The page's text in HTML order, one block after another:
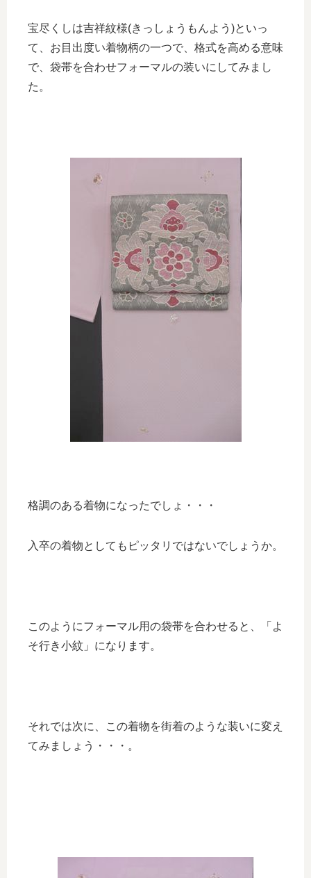
宝尽くしは吉祥紋様(きっしょうもんよう)といっ
て、お目出度い着物柄の一つで、格式を高める意味
で、袋帯を合わせフォーマルの装いにしてみまし
た。
格調のある着物になったでしょ・・・
入卒の着物としてもピッタリではないでしょうか。
このようにフォーマル用の袋帯を合わせると、「よ
そ行き小紋」になります。
それでは次に、この着物を街着のような装いに変え
てみましょう・・・。